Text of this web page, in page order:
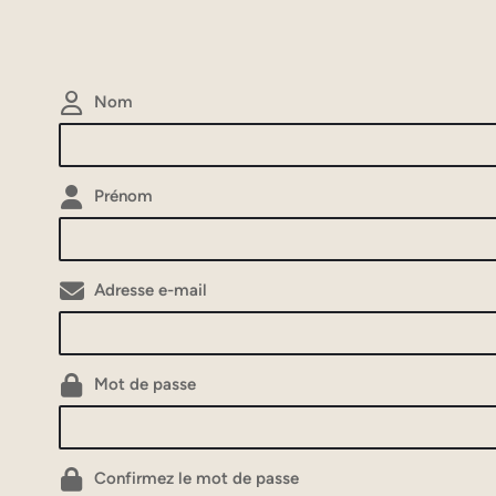
Nom
Prénom
Adresse e-mail
Mot de passe
Confirmez le mot de passe